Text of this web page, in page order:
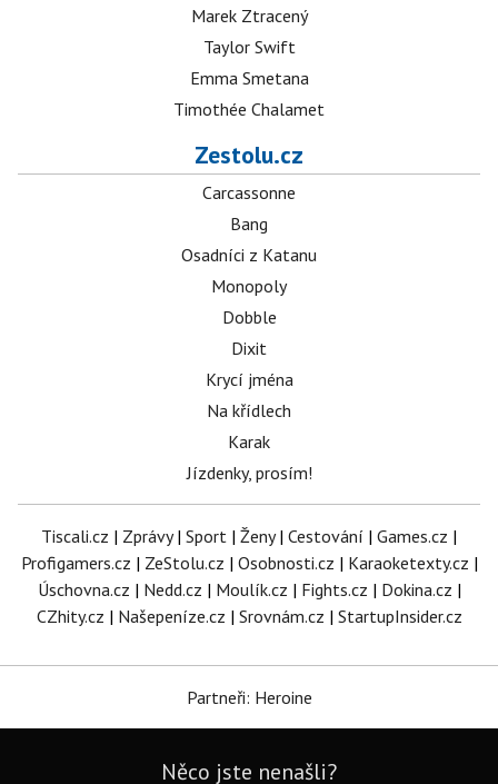
Marek Ztracený
Taylor Swift
Emma Smetana
Timothée Chalamet
Zestolu.cz
Carcassonne
Bang
Osadníci z Katanu
Monopoly
Dobble
Dixit
Krycí jména
Na křídlech
Karak
Jízdenky, prosím!
Tiscali.cz | Zprávy| Sport | Ženy| Cestování | Games.cz |
Profigamers.cz | ZeStolu.cz | Osobnosti.cz | Karaoketexty.cz |
Úschovna.cz | Nedd.cz | Moulík.cz | Fights.cz | Dokina.cz |
CZhity.cz | Našepeníze.cz | Srovnám.cz | StartupInsider.cz
Partneři: Heroine
Něco jste nenašli?